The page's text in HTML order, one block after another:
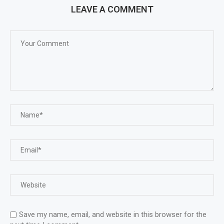
LEAVE A COMMENT
Save my name, email, and website in this browser for the